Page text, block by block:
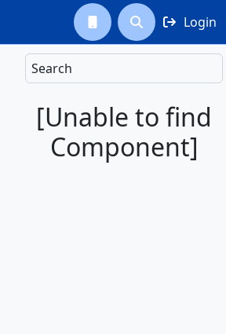
  Login
Search
[Unable to find
Component]